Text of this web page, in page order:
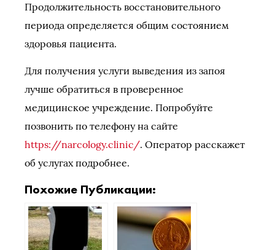
Продолжительность восстановительного
периода определяется общим состоянием
здоровья пациента.
Для получения услуги выведения из запоя
лучше обратиться в проверенное
медицинское учреждение. Попробуйте
позвонить по телефону на сайте
https://narcology.clinic/. Оператор расскажет
об услугах подробнее.
Похожие Публикации: